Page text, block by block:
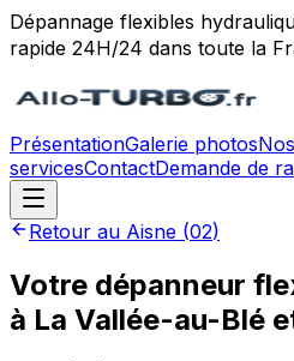
Dépannage flexibles
rapide 24H/24 dans toute la
PrésentationGalerie photosNos
servicesContactDemande de
Retour au Aisne (02)
Votre dépanneur
à La Vallée-au-Blé